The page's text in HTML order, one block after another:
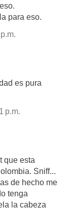
para eso.
es pura
p.m.
que esta
Sniff...
de hecho me
tenga
la cabeza